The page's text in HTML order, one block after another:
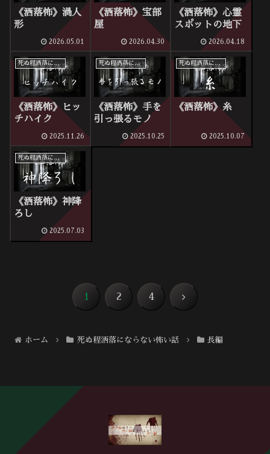
《洒落怖》渦人
形
2026.05.01
《洒落怖》宝部
屋
2026.04.30
《洒落怖》心霊
スポットの地下
2026.04.18
死ぬ程洒落にならない怖い話
《洒落怖》ヒッ
チハイク
2025.11.26
死ぬ程洒落にならない怖い話
《洒落怖》手を
引っ張るモノ
2025.10.25
死ぬ程洒落にならない怖い話
《洒落怖》糸
2025.10.07
死ぬ程洒落にならない怖い話
《洒落怖》神降
ろし
2025.07.03
1 2 4 次
ホーム 死ぬ程洒落にならない怖い話 長編